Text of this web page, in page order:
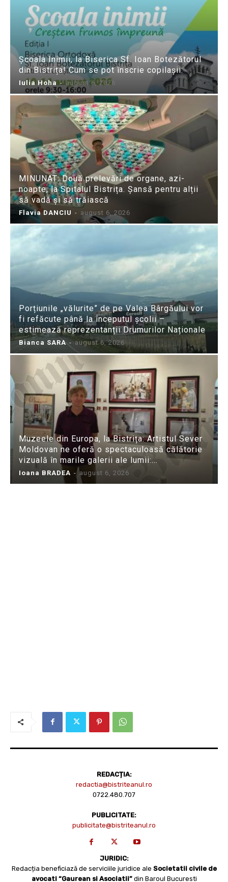
Școala Inimii, la Biserica Sf. Ioan Botezătorul
din Bistrița! Cum se pot înscrie copilașii:
Iulia Hoha - august 6, 2026
MINUNAT: Două prelevări de organe, azi-
noapte, la Spitalul Bistrița. Șansă pentru alții
să vadă și să trăiască
Flavia DANCIU - august 6, 2026
Porțiunile „vălurite” de pe Valea Bârgăului vor
fi refăcute până la începutul școlii –
estimează reprezentanții Drumurilor Naționale
Bianca SARA - august 6, 2026
Muzeele din Europa, la Bistrița: Artistul Sever
Moldovan ne oferă o spectaculoasă călătorie
vizuală în marile galerii ale lumii:...
Ioana BRADEA - august 6, 2026
REDACȚIA:
redactia@bistriteanul.ro
0722.480.707
PUBLICITATE:
publicitate@bistriteanul.ro
JURIDIC:
Redacția beneficiază de serviciile juridice ale Societatii civile de
avocati “Gaurean si Asociatii” din Baroul Bucuresti